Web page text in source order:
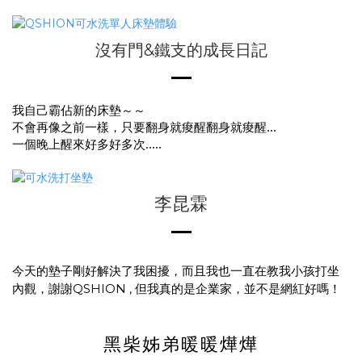
沒有門&鐵支的成長日記
我自己霸佔新的床墊～～
不會再像之前一樣，只要翻身就痠醒翻身就痠醒...
一個晚上醒來好多好多次.....
李昆霖
今天的墊子剛好解決了我困擾，而且我也一直在教我小孩打坐
內觀，謝謝QSHION , 但我真的是企業家，並不是網紅好嗎！
黑柴姊弟暖暖燁燁